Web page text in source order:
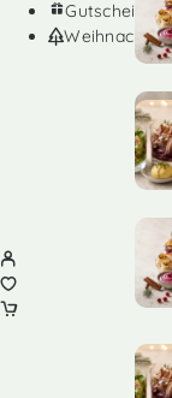
Gutscheine
Weihnachten